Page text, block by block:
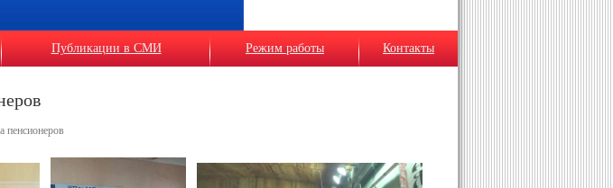
Публикации в СМИ Режим работы Контакты
пенсионеров